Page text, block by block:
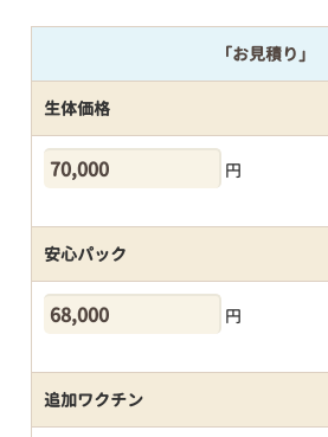
「お見積り」
生体価格
円
安心パック
円
追加ワクチン